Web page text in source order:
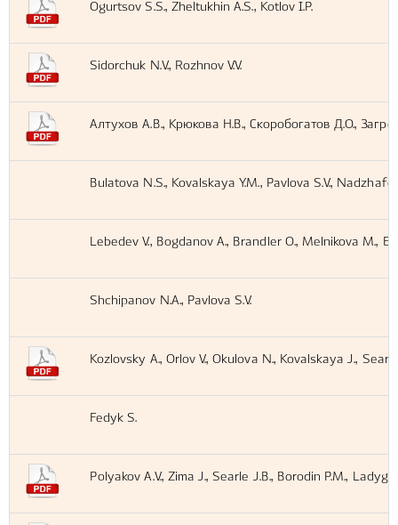
Ogurtsov S.S., Zheltukhin A.S., Kotlov I.P.
Sidorchuk N.V., Rozhnov V.V.
Алтухов А.В., Крюкова Н.В., Скоробогатов Д.О.,
Bulatova N.S., Kovalskaya Y.M., Pavlova S.V.,
Lebedev V., Bogdanov A., Brandler O., Melnikova M.,
Shchipanov N.A., Pavlova S.V.
Kozlovsky A., Orlov V., Okulova N., Kovalskaya J.,
Fedyk S.
Polyakov A.V., Zima J., Searle J.B., Borodin P.M.,